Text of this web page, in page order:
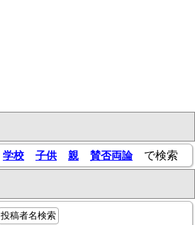
学校 子供 親 賛否両論で検索
投稿者名検索